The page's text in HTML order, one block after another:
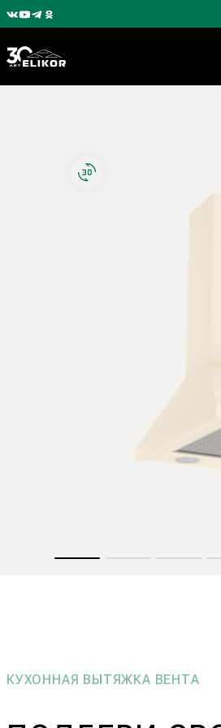
КУХОННАЯ ВЫТЯЖКА ВЕНТА